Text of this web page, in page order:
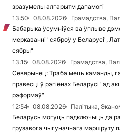
зразумелы алгарытм дапамогі
13:50
08.08.2026
Грамадства,
Бабарыка ўсумніўся ва ўплыве
меркаванні "сяброў у Беларусі",
сябры"
13:15
08.08.2026
Грамадства,
Севярынец: Трэба мець каманды,
правесці ў рэгіёнах Беларусі "ад
рэформаў"
12:54
08.08.2026
Палітыка,
Беларусь могуць падключыць да
грузавога чыгуначнага маршруту